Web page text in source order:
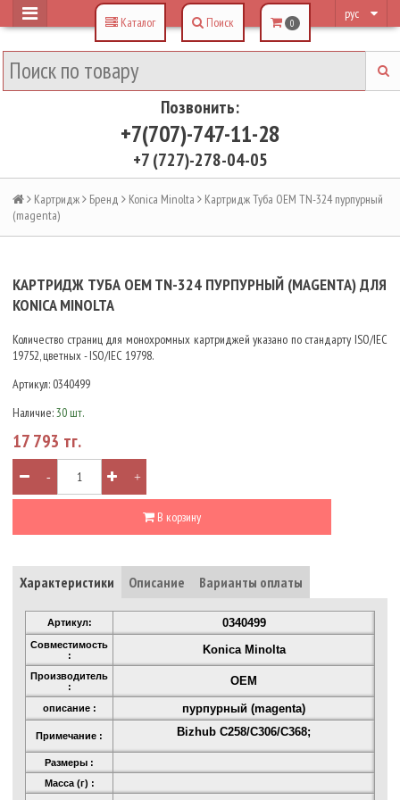
рус
Позвонить:
+7(707)-747-11-28
+7 (727)-278-04-05
Каталог Поиск 0
Картридж Бренд Konica Minolta
Картридж Туба OEM TN-324 пурпурный
(magenta)
КАРТРИДЖ ТУБА OEM TN-324 ПУРПУРНЫЙ (MAGENTA) ДЛЯ
KONICA MINOLTA
Количество страниц для монохромных картриджей указано по стандарту ISO/IEC
19752, цветных - ISO/IEC 19798.
Артикул: 0340499
Наличие:30 шт.
17 793 тг.
- +
В корзину
Характеристики Описание Варианты оплаты
Артикул: 0340499
Совместимость
:
Konica Minolta
Производитель
:
OEM
описание : пурпурный (magenta)
Примечание : Bizhub C258/С306/C368;
Размеры :
Масса (г) :